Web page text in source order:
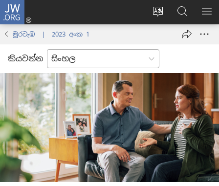
JW.ORG
Change
language
ලොගින්
(opens
JW.ORG
වෙබ්
අඩවියෙන්
මුරටැඹ | 2023 අංක 1
කියවන්න